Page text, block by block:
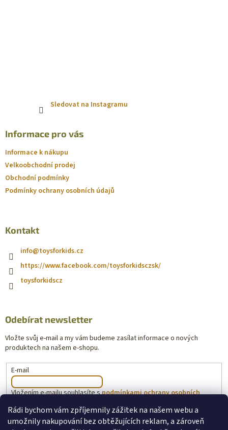
Rádi bychom vám zpříjemnily zážitek na našem webu a
umožnily nakupování bez obtěžujících reklam, a zároveň
Sledovat na Instagramu
Informace pro vás
Informace k nákupu
Velkoobchodní prodej
Obchodní podmínky
Podmínky ochrany osobních údajů
Kontakt
info@toysforkids.cz
https://www.facebook.com/toysforkidsczsk/
toysforkidscz
Odebírat newsletter
Vložte svůj e-mail a my vám budeme zasílat informace o nových
produktech na našem e-shopu.
E-mail
Vložením e-mailu souhlasíte spodmínkami ochrany osobních
PŘIHLÁSIT SE